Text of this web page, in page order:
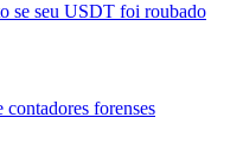
se seu USDT foi roubado
forenses